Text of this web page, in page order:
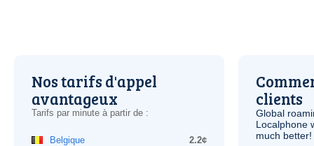
Nos tarifs d'appel
avantageux
Tarifs par minute à partir de :
Belgique
2.2¢
clients
Global
Localphone
much better!